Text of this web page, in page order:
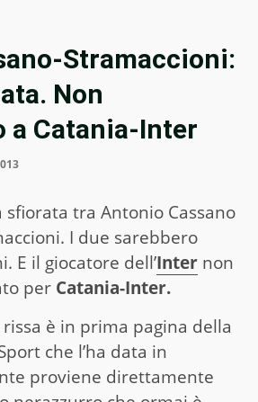
Stramaccioni:
Non
a Catania-Inter
sfiorata tra Antonio Cassano
I due sarebbero
E il giocatore dell’Inter non
per Catania-Inter.
è in prima pagina della
che l’ha data in
proviene direttamente